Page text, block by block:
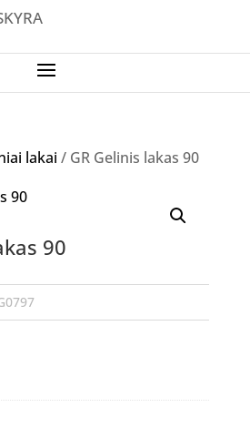
lakai / GR Gelinis lakas 90
90